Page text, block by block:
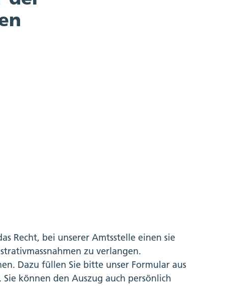
Recht, bei unserer Amtsstelle einen sie
zu verlangen.
Dazu füllen Sie bitte unser Formular aus
können den Auszug auch persönlich